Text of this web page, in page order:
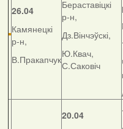
26.04
Камянецкі
р-н,
В.Пракапчук
Бераставіцкі
р-н,
Дз.Вінчэўскі,
Ю.Квач,
С.Саковіч
20.04